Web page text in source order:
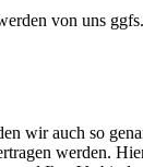
von uns
wir auch so
werden.